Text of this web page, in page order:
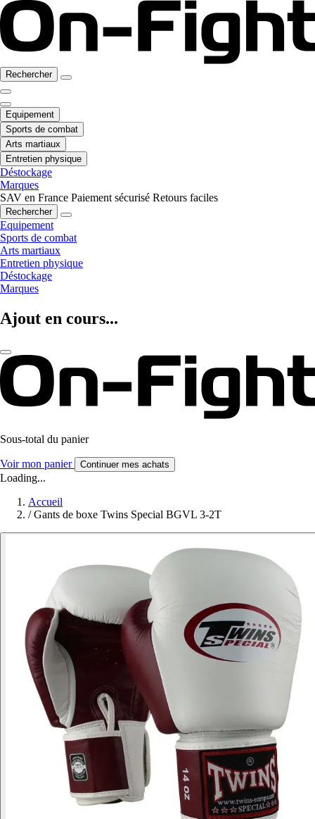
Rechercher
Equipement
Sports de combat
Arts martiaux
Entretien physique
Déstockage
Marques
SAV en France Paiement sécurisé Retours faciles
Rechercher
Equipement
Sports de combat
Arts martiaux
Entretien physique
Déstockage
Marques
Ajout en cours...
Sous-total du panier
Voir mon panier Continuer mes achats
Loading...
Accueil
/ Gants de boxe Twins Special BGVL 3-2T